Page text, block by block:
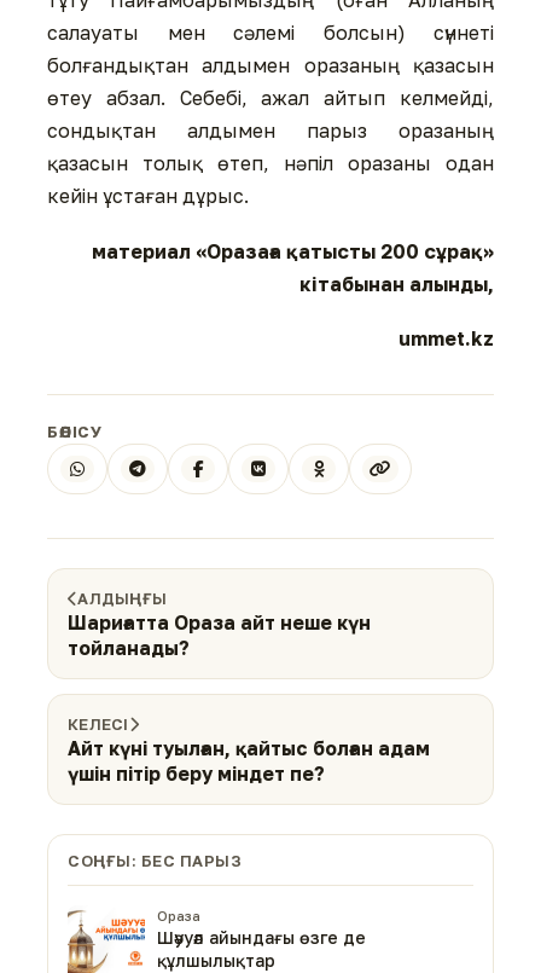
салауаты мен сәлемі болсын) сүннеті
болғандықтан алдымен оразаның қазасын
өтеу абзал. Себебі, ажал айтып келмейді,
сондықтан алдымен парыз оразаның
қазасын толық өтеп, нәпіл оразаны одан
кейін ұстаған дұрыс.
материал «Оразаға қатысты 200 сұрақ»
кітабынан алынды,
ummet.kz
БӨЛІСУ
АЛДЫҢҒЫ
Шариғатта Ораза айт неше күн
тойланады?
КЕЛЕСІ
Айт күні туылған, қайтыс болған адам
үшін пітір беру міндет пе?
СОҢҒЫ: БЕС ПАРЫЗ
Ораза
Шәууәл айындағы өзге де
құлшылықтар